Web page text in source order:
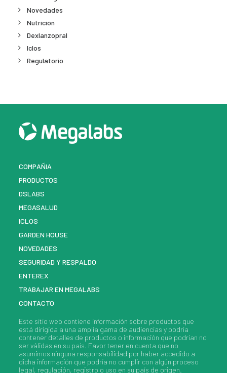
Novedades
Nutrición
Dexlanzopral
Iclos
Regulatorio
COMPAÑIA
PRODUCTOS
DSLABS
MEGASALUD
ICLOS
GARDEN HOUSE
NOVEDADES
SEGURIDAD Y RESPALDO
ENTEREX
TRABAJAR EN MEGALABS
CONTACTO
Este sitio web contiene información sobre productos que
está dirigida a una amplia gama de audiencias y podría
contener detalles de productos o información que podrían no
ser válidas en su país. Favor tener en cuenta que no
asumimos ninguna responsabilidad por haber accedido a
dicha información que podría no cumplir con algún proceso
legal, regulación, registro o uso en su país de origen.